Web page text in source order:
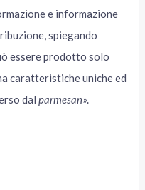
e informazione
spiegando
essere prodotto solo
caratteristiche uniche ed
dalparmesan».